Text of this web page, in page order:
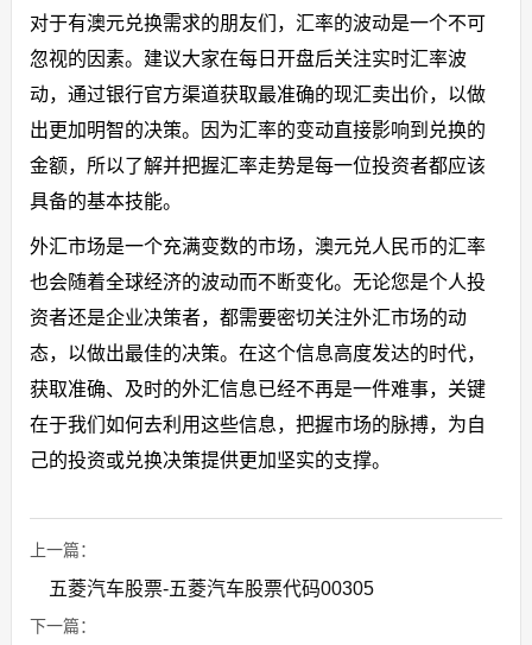
对于有澳元兑换需求的朋友们，汇率的波动是一个不可
忽视的因素。建议大家在每日开盘后关注实时汇率波
动，通过银行官方渠道获取最准确的现汇卖出价，以做
出更加明智的决策。因为汇率的变动直接影响到兑换的
金额，所以了解并把握汇率走势是每一位投资者都应该
具备的基本技能。
外汇市场是一个充满变数的市场，澳元兑人民币的汇率
也会随着全球经济的波动而不断变化。无论您是个人投
资者还是企业决策者，都需要密切关注外汇市场的动
态，以做出最佳的决策。在这个信息高度发达的时代，
获取准确、及时的外汇信息已经不再是一件难事，关键
在于我们如何去利用这些信息，把握市场的脉搏，为自
己的投资或兑换决策提供更加坚实的支撑。
上一篇：
五菱汽车股票-五菱汽车股票代码00305
下一篇：